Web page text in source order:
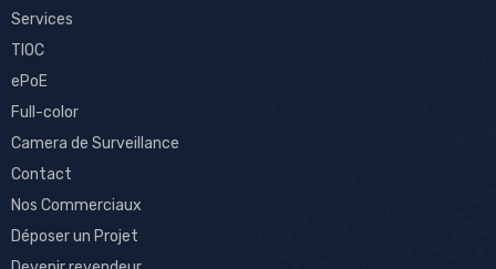
Services
TIOC
ePoE
Full-color
Camera de Surveillance
Contact
Nos Commerciaux
Déposer un Projet